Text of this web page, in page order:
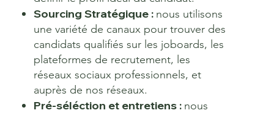
Sourcing Stratégique : nous utilisons
une variété de canaux pour trouver des
candidats qualifiés sur les joboards, les
plateformes de recrutement, les
réseaux sociaux professionnels, et
auprès de nos réseaux.
Pré-séléction et entretiens : nous